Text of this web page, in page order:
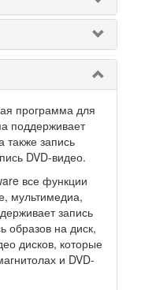
программа для
поддерживает
также запись
DVD-видео.
все функции
мультимедиа,
запись
образов на диск,
дисков, которые
и DVD-